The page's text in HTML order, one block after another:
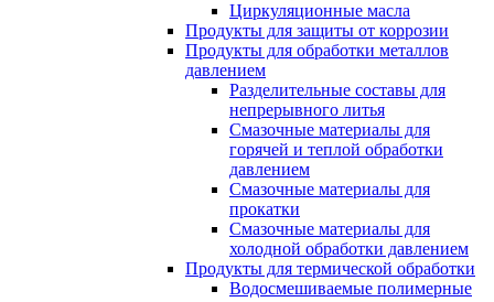
Циркуляционные масла
Продукты для защиты от коррозии
Продукты для обработки металлов
давлением
Разделительные составы для
непрерывного литья
Смазочные материалы для
горячей и теплой обработки
давлением
Смазочные материалы для
прокатки
Смазочные материалы для
холодной обработки давлением
Продукты для термической обработки
Водосмешиваемые полимерные